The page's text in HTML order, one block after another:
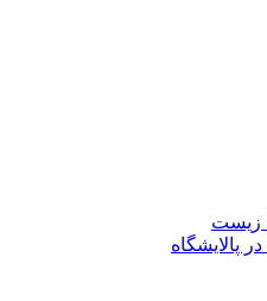
زیست
پالایشگاه